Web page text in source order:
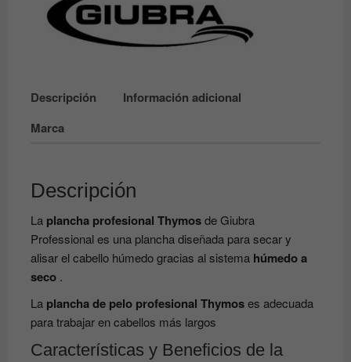
Descripción
Información adicional
Marca
Descripción
La plancha profesional Thymosde Giubra
Professional es una plancha diseñada para secar y
alisar el cabello húmedo gracias al sistema húmedo a
seco.
La plancha de pelo profesional Thymoses adecuada
para trabajar en cabellos más largos
Características y Beneficios de la